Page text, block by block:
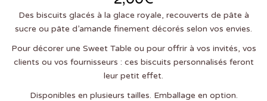
Des biscuits glacés à la glace royale, recouverts de pâte à
sucre ou pâte d’amande finement décorés selon vos envies.
Pour décorer une Sweet Table ou pour offrir à vos invités, vos
clients ou vos fournisseurs : ces biscuits personnalisés feront
leur petit effet.
Disponibles en plusieurs tailles. Emballage en option.